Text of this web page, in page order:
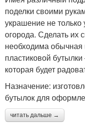
поделки своими
украшение не только
огорода. Сделать их
необходима обычная
пластиковой
которая будет
Назначение:
бутылок для
читать дальше →